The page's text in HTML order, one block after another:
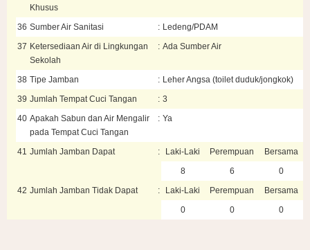
Khusus
36 Sumber Air Sanitasi : Ledeng/PDAM
37 Ketersediaan Air di Lingkungan
Sekolah
: Ada Sumber Air
38 Tipe Jamban : Leher Angsa (toilet duduk/jongkok)
39 Jumlah Tempat Cuci Tangan : 3
40 Apakah Sabun dan Air Mengalir
pada Tempat Cuci Tangan
: Ya
41 Jumlah Jamban Dapat : Laki-Laki Perempuan
Bersama
8
6
0
42 Jumlah Jamban Tidak Dapat : Laki-Laki Perempuan
Bersama
0
0 0